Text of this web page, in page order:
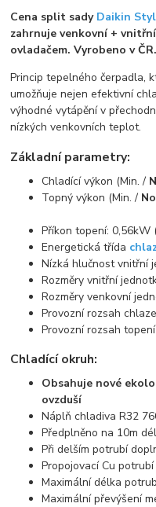
Cena split sady Daikin
zahrnuje venkovní +
ovladačem. Vyrobeno v ČR.
Princip tepelného čerpadla,
umožňuje nejen efektivní
výhodné vytápění v
nízkých venkovních teplot.
Základní parametry:
Chladící výkon (Min. /
Topný výkon (Min. /
Příkon topení: 0,56kW
Energetická třída
Nízká hlučnost vnitřní
Rozměry vnitřní
Rozměry venkovní
Provozní rozsah
Provozní rozsah topení
Chladící okruh:
Obsahuje nové
ovzduší
Náplň chladiva R32
Předplněno na 10m
Při delším potrubí
Propojovací Cu
Maximální délka
Maximální převýšení